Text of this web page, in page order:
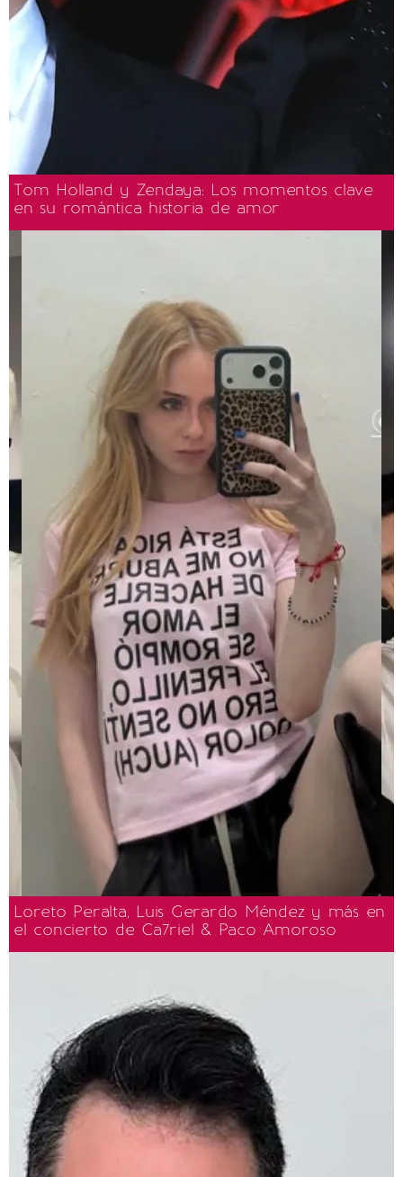
Tom Holland y Zendaya: Los momentos clave
en su romántica historia de amor
Loreto Peralta, Luis Gerardo Méndez y más en
el concierto de Ca7riel & Paco Amoroso